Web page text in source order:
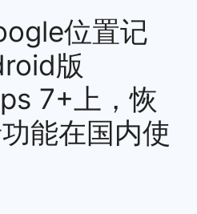
位置记
版
7+上，恢
能在国内使